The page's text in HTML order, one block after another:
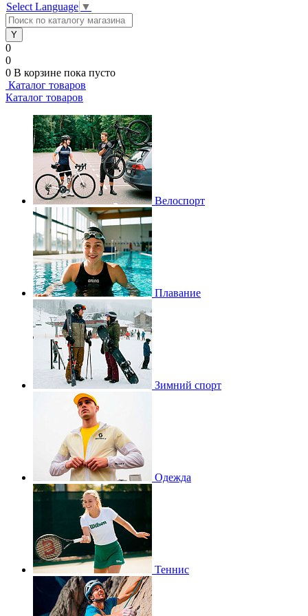
Select Language ▼
0
0
0 В корзине пока пусто
Каталог товаров
Каталог товаров
Велоспорт
Плавание
Зимний спорт
Одежда
Теннис